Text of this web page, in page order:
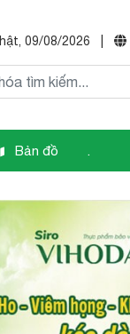
09/08/2026
Bản đồ .